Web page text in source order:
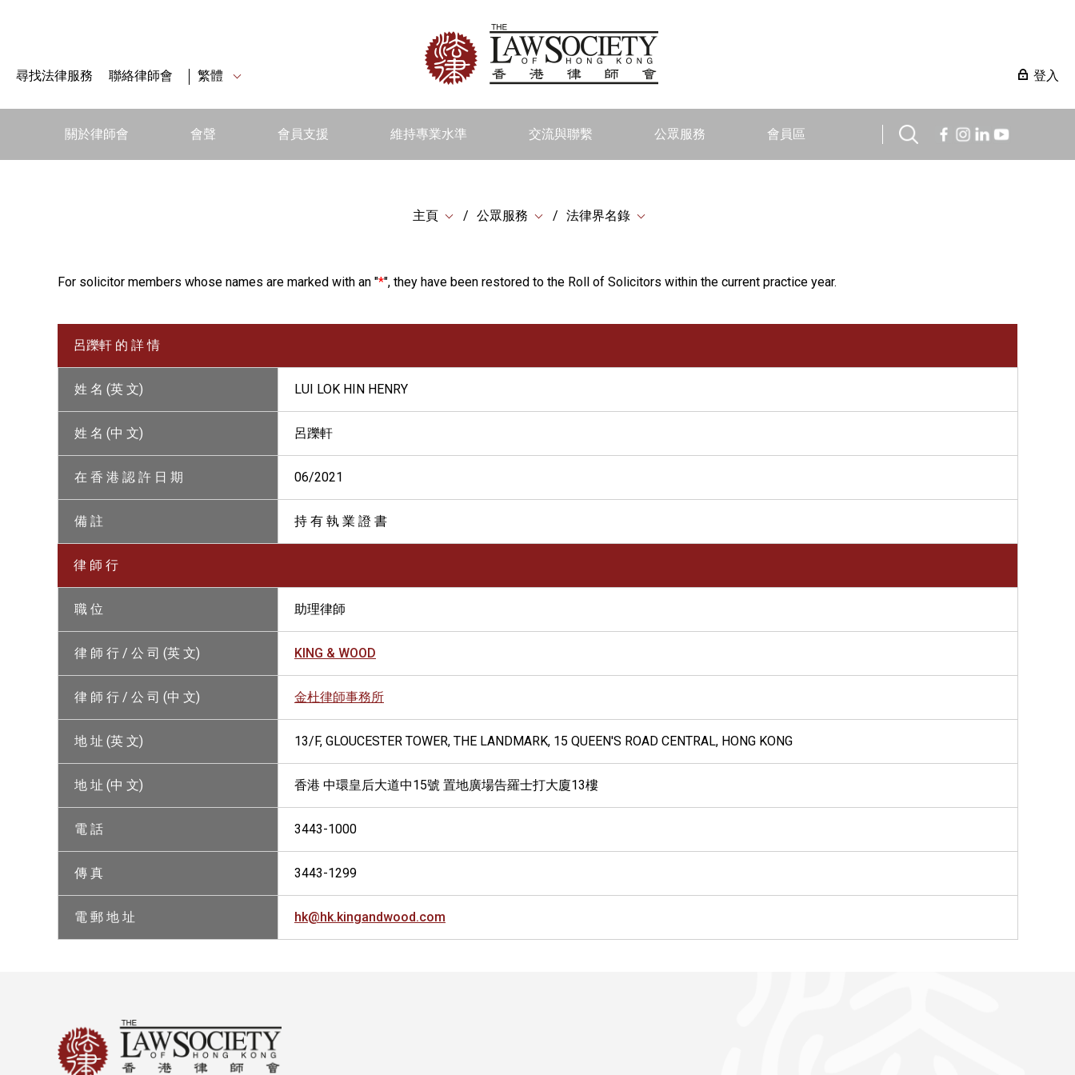
尋找法律服務 聯絡律師會 繁體 登入
關於律師會 會聲 會員支援 維持專業水準 交流與聯繫 公眾服務 會員區
主頁 公眾服務 法律界名錄
For solicitor members whose names are marked with an "*", they have been restored to the Roll of Solicitors within the current practice year.
呂躒軒 的 詳 情
姓 名 (英 文) LUI LOK HIN HENRY
姓 名 (中 文) 呂躒軒
在 香 港 認 許 日 期 06/2021
備 註 持 有 執 業 證 書
律 師 行
職 位 助理律師
律 師 行 / 公 司 (英 文) KING & WOOD
律 師 行 / 公 司 (中 文) 金杜律師事務所
地 址 (英 文) 13/F, GLOUCESTER TOWER, THE LANDMARK, 15 QUEEN'S ROAD CENTRAL, HONG KONG
地 址 (中 文) 香港 中環皇后大道中15號 置地廣場告羅士打大廈13樓
電 話 3443-1000
傳 真 3443-1299
電 郵 地 址 hk@hk.kingandwood.com